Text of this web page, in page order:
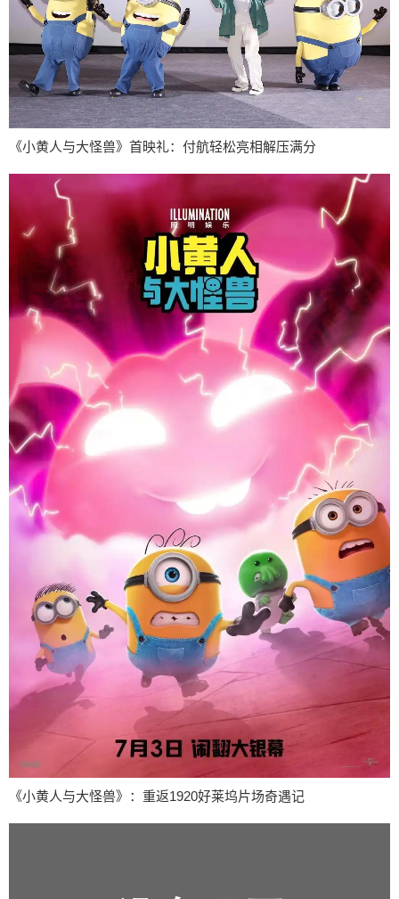
《小黄人与大怪兽》首映礼：付航轻松亮相解压满分
《小黄人与大怪兽》：重返1920好莱坞片场奇遇记